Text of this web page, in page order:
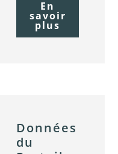
En
savoir
plus
Données
du